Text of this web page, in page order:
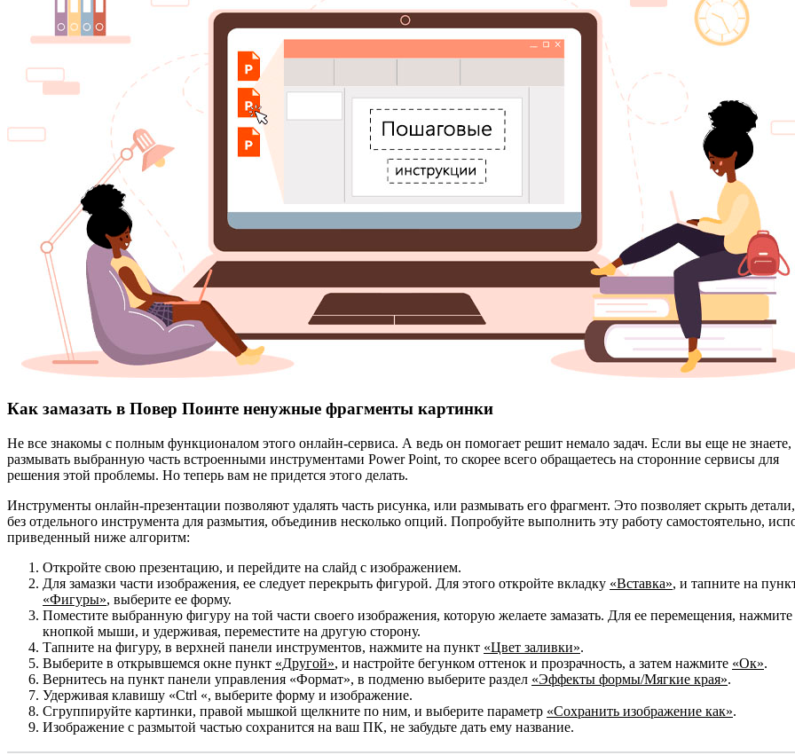
Как замазать в Повер Поинте ненужные фрагменты картинки
Не все знакомы с полным функционалом этого онлайн-сервиса. А ведь он помогает решит немало задач. Если вы еще не знаете,
размывать выбранную часть встроенными инструментами Power Point, то скорее всего обращаетесь на сторонние сервисы для
решения этой проблемы. Но теперь вам не придется этого делать.
Инструменты онлайн-презентации позволяют удалять часть рисунка, или размывать его фрагмент. Это позволяет скрыть
без отдельного инструмента для размытия, объединив несколько опций. Попробуйте выполнить эту работу самостоятельно,
приведенный ниже алгоритм:
Откройте свою презентацию, и перейдите на слайд с изображением.
Для замазки части изображения, ее следует перекрыть фигурой. Для этого откройте вкладку «Вставка», и тапните на
«Фигуры», выберите ее форму.
Поместите выбранную фигуру на той части своего изображения, которую желаете замазать. Для ее перемещения,
кнопкой мыши, и удерживая, переместите на другую сторону.
Тапните на фигуру, в верхней панели инструментов, нажмите на пункт «Цвет заливки».
Выберите в открывшемся окне пункт «Другой», и настройте бегунком оттенок и прозрачность, а затем нажмите «Ок».
Вернитесь на пункт панели управления «Формат», в подменю выберите раздел «Эффекты формы/Мягкие края».
Удерживая клавишу «Ctrl «, выберите форму и изображение.
Сгруппируйте картинки, правой мышкой щелкните по ним, и выберите параметр «Сохранить изображение как».
Изображение с размытой частью сохранится на ваш ПК, не забудьте дать ему название.